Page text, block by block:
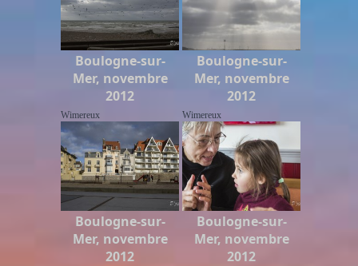
Boulogne-sur-
Mer, novembre
2012
Wimereux
Boulogne-sur-
Mer, novembre
2012
Wimereux
Boulogne-sur-
Mer, novembre
2012
Boulogne-sur-
Mer, novembre
2012